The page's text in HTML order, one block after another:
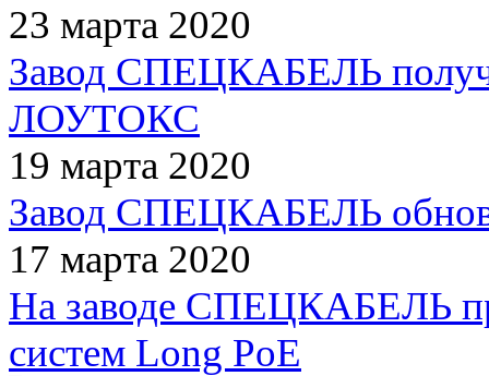
23 марта 2020
Завод СПЕЦКАБЕЛЬ
ЛОУТОКС
19 марта 2020
Завод СПЕЦКАБЕЛЬ
17 марта 2020
На заводе СПЕЦКАБЕЛЬ
систем Long PoE